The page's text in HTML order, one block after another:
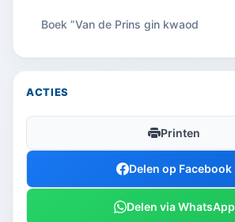
Boek ”Van de Prins gin kwaod
ACTIES
Printen
Delen op Facebook
Delen via WhatsApp